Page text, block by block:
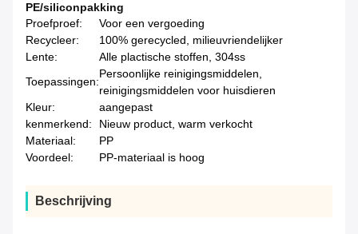
PE/siliconpakking
Proefproef:
Voor een vergoeding
Recycleer:
100% gerecycled, milieuvriendelijker
Lente:
Alle plactische stoffen, 304ss
Toepassingen:
Persoonlijke reinigingsmiddelen,
reinigingsmiddelen voor huisdieren
Kleur:
aangepast
kenmerkend:
Nieuw product, warm verkocht
Materiaal:
PP
Voordeel:
PP-materiaal is hoog
Beschrijving